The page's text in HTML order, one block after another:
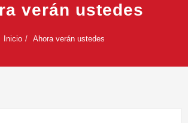
verán ustedes
Inicio Ahora verán ustedes